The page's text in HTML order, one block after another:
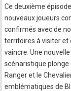
Ce deuxième
nouveaux joueurs
confirmés avec de
territoires à visiter et
vaincre. Une
scénaristique
Ranger et le
emblématiques de